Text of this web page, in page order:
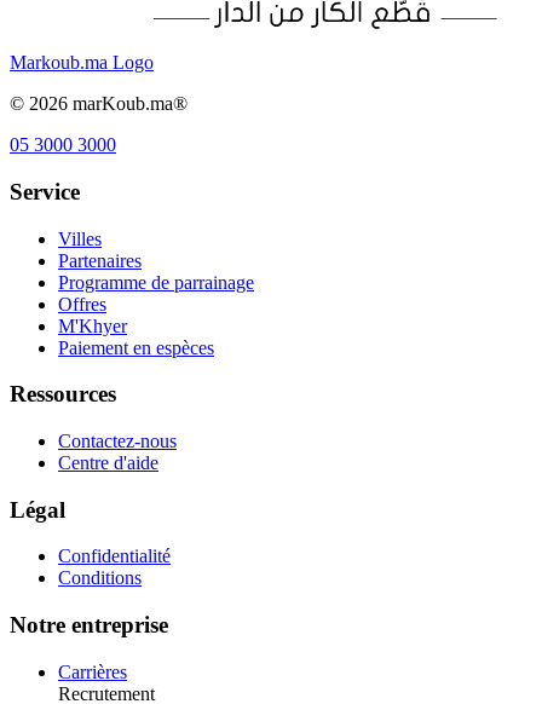
Markoub.ma Logo
© 2026 marKoub.ma®
05 3000 3000
Service
Villes
Partenaires
Programme de parrainage
Offres
M'Khyer
Paiement en espèces
Ressources
Contactez-nous
Centre d'aide
Légal
Confidentialité
Conditions
Notre entreprise
Carrières
Recrutement